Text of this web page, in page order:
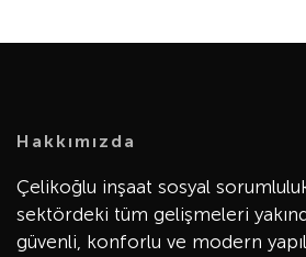
Hakkımızda
Çelikoğlu inşaat sosyal
sektördeki tüm gelişmeleri
güvenli, konforlu ve modern